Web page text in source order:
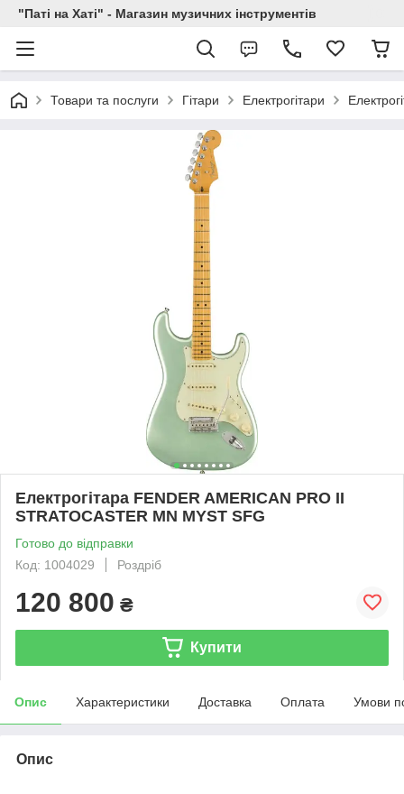
"Паті на Хаті" - Магазин музичних інструментів
Товари та послуги Гітари Електрогітари
Електрогітара FENDER AMERICAN PRO II
STRATOCASTER MN MYST SFG
Готово до відправки
Код: 1004029
Роздріб
120 800 ₴
Купити
Опис Характеристики Доставка Оплата Умови
Опис